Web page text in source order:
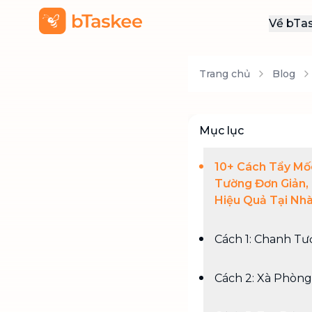
Về
Trang chủ Blog
Mục lục
10+ Cách Tẩy
Tường Đơn Giản,
Hiệu Quả Tại Nhà
Cách 1: Chanh
Cách 2: Xà Phòng